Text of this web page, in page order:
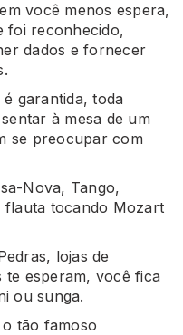
você menos espera,
foi reconhecido,
dados e fornecer
garantida, toda
à mesa de um
se preocupar com
Nova, Tango,
flauta tocando Mozart
lojas de
te esperam, você fica
ou sunga.
tão famoso